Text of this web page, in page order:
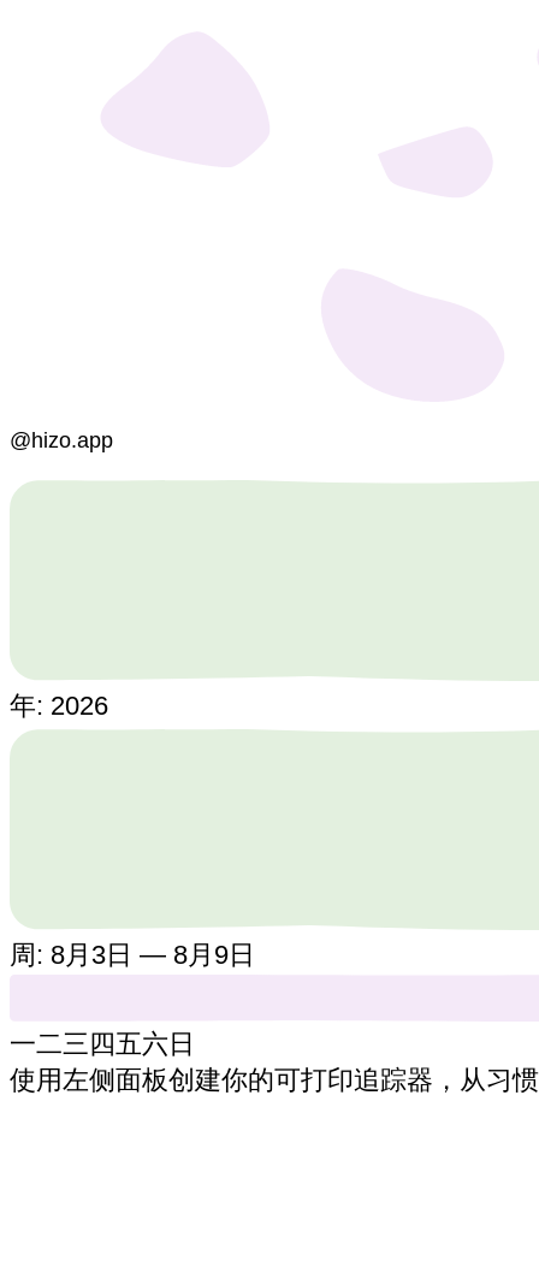
@hizo.app
年: 2026
周: 8月3日 — 8月9日
一二三四五六日
使用左侧面板创建你的可打印追踪器，从习